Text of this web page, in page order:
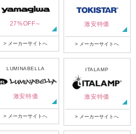
27%OFF～
> メーカーサイトへ
激安特価
> メーカーサイトへ
LUMINABELLA
激安特価
> メーカーサイトへ
ITALAMP
激安特価
> メーカーサイトへ